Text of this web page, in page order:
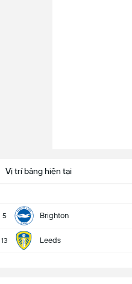
Vị trí bảng hiện tại
5 Brighton
13 Leeds